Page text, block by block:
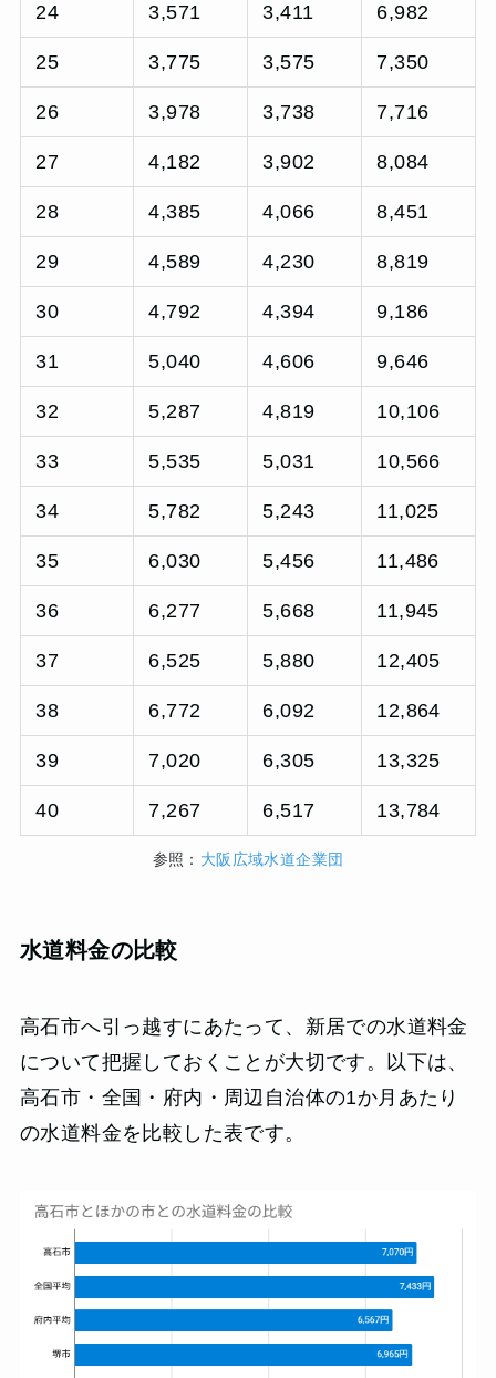
24 3,571 3,411 6,982
25 3,775 3,575 7,350
26 3,978 3,738 7,716
27 4,182 3,902 8,084
28 4,385 4,066 8,451
29 4,589 4,230 8,819
30 4,792 4,394 9,186
31 5,040 4,606 9,646
32 5,287 4,819 10,106
33 5,535 5,031 10,566
34 5,782 5,243 11,025
35 6,030 5,456 11,486
36 6,277 5,668 11,945
37 6,525 5,880 12,405
38 6,772 6,092 12,864
39 7,020 6,305 13,325
40 7,267 6,517 13,784
参照： 大阪広域水道企業団
水道料金の比較
高石市へ引っ越すにあたって、新居での水道料金
について把握しておくことが大切です。以下は、
高石市・全国・府内・周辺自治体の1か月あたり
の水道料金を比較した表です。